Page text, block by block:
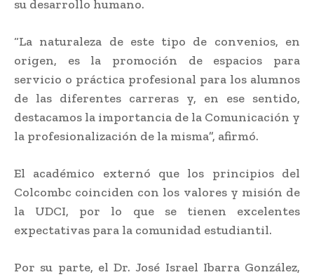
su desarrollo humano.
“La naturaleza de este tipo de convenios, en
origen, es la promoción de espacios para
servicio o práctica profesional para los alumnos
de las diferentes carreras y, en ese sentido,
destacamos la importancia de la Comunicación y
la profesionalización de la misma”, afirmó.
El académico externó que los principios del
Colcombc coinciden con los valores y misión de
la UDCI, por lo que se tienen excelentes
expectativas para la comunidad estudiantil.
Por su parte, el Dr. José Israel Ibarra González,